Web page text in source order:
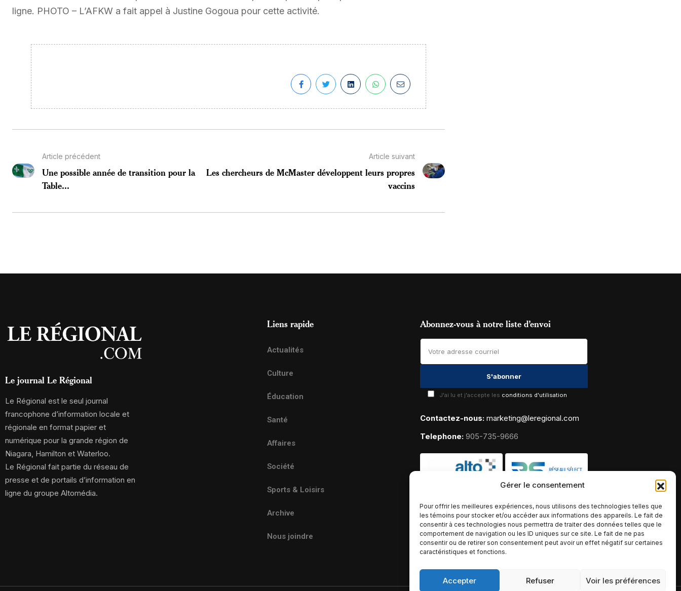
Gérer le consentement
Pour offrir les meilleures expériences, nous utilisons des technologies telles que
les témoins pour stocker et/ou accéder aux informations des appareils. Le fait de
consentir à ces technologies nous permettra de traiter des données telles que le
comportement de navigation ou les ID uniques sur ce site. Le fait de ne pas
consentir ou de retirer son consentement peut avoir un effet négatif sur certaines
caractéristiques et fonctions.
Accepter Refuser Voir les préférences
ligne. PHOTO – L’AFKW a fait appel à Justine Gogoua pour cette activité.
Article précédent
Une possible année de transition pour la
Table...
Article suivant
Les chercheurs de McMaster développent leurs propres
vaccins
Le journal Le Régional
Le Régional est le seul journal
francophone d’information locale et
régionale en format papier et
numérique pour la grande région de
Niagara, Hamilton et Waterloo.
Le Régional fait partie du réseau de
presse et de portails d’information en
ligne du groupe Altomédia.
Liens rapide
Actualités
Culture
Éducation
Santé
Affaires
Société
Sports & Loisirs
Archive
Nous joindre
Abonnez-vous à notre liste d’envoi
J'ai lu et j'accepte les conditions d'utilisation
Contactez-nous: marketing@leregional.com
Telephone: 905-735-9666